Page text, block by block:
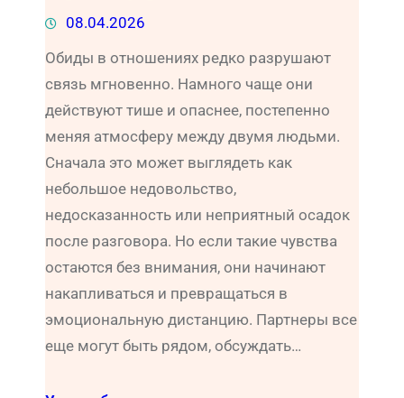
08.04.2026
Обиды в отношениях редко разрушают
связь мгновенно. Намного чаще они
действуют тише и опаснее, постепенно
меняя атмосферу между двумя людьми.
Сначала это может выглядеть как
небольшое недовольство,
недосказанность или неприятный осадок
после разговора. Но если такие чувства
остаются без внимания, они начинают
накапливаться и превращаться в
эмоциональную дистанцию. Партнеры все
еще могут быть рядом, обсуждать…